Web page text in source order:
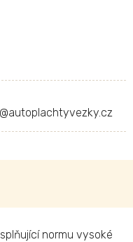
@autoplachtyvezky.cz
normu vysoké